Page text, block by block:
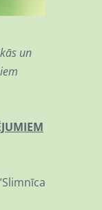
un